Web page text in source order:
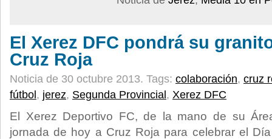
El Xerez DFC pondrá su
Cruz Roja
Noticia de 30 octubre 2013. Tags: colaboración, cruz
fútbol , jerez, Segunda Provincial , Xerez DFC
El Xerez Deportivo FC, de la mano de su
jornada de hoy a Cruz Roja para celebrar el